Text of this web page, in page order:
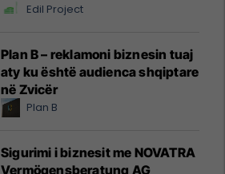
Edil Project
Plan B – reklamoni biznesin tuaj
aty ku është audienca shqiptare
në Zvicër
Plan B
Sigurimi i biznesit me NOVATRA
Vermögensberatung AG